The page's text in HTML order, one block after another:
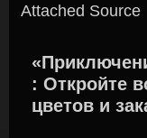
Attached Source
: Откройте
цветов и